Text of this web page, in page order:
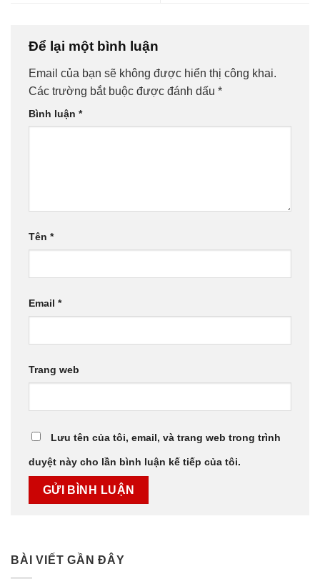
Để lại một bình luận
Email của bạn sẽ không được hiển thị công khai.
Các trường bắt buộc được đánh dấu *
Bình luận *
Tên *
Email *
Trang web
Lưu tên của tôi, email, và trang web trong trình
duyệt này cho lần bình luận kế tiếp của tôi.
BÀI VIẾT GẦN ĐÂY